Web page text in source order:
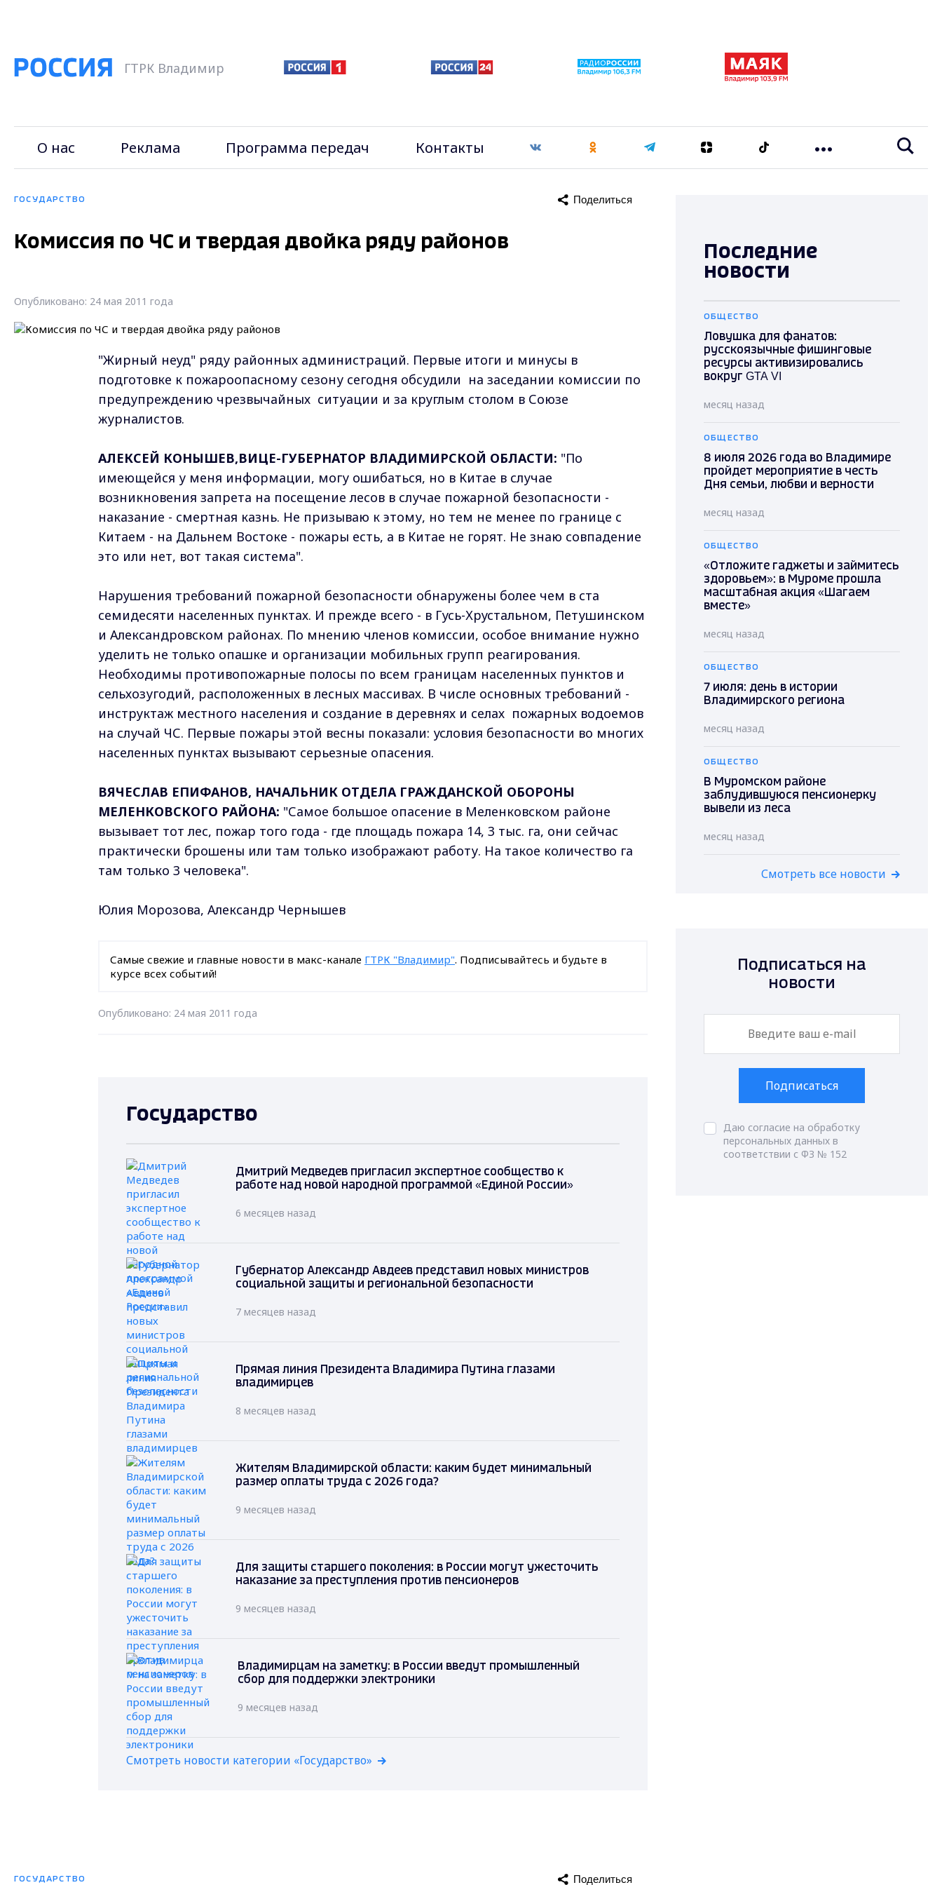
ГТРК Владимир
О нас Реклама Программа передач Контакты
ГОСУДАРСТВО Поделиться
Комиссия по ЧС и твердая двойка ряду районов
Опубликовано: 24 мая 2011 года
"Жирный неуд" ряду районных администраций. Первые итоги и минусы в
подготовке к пожароопасному сезону сегодня обсудили на заседании комиссии по
предупреждению чрезвычайных ситуации и за круглым столом в Союзе
журналистов.
АЛЕКСЕЙ КОНЫШЕВ,ВИЦЕ-ГУБЕРНАТОР ВЛАДИМИРСКОЙ ОБЛАСТИ: "По
имеющейся у меня информации, могу ошибаться, но в Китае в случае
возникновения запрета на посещение лесов в случае пожарной безопасности -
наказание - смертная казнь. Не призываю к этому, но тем не менее по границе с
Китаем - на Дальнем Востоке - пожары есть, а в Китае не горят. Не знаю совпадение
это или нет, вот такая система".
Нарушения требований пожарной безопасности обнаружены более чем в ста
семидесяти населенных пунктах. И прежде всего - в Гусь-Хрустальном, Петушинском
и Александровском районах. По мнению членов комиссии, особое внимание нужно
уделить не только опашке и организации мобильных групп реагирования.
Необходимы противопожарные полосы по всем границам населенных пунктов и
сельхозугодий, расположенных в лесных массивах. В числе основных требований -
инструктаж местного населения и создание в деревнях и селах пожарных водоемов
на случай ЧС. Первые пожары этой весны показали: условия безопасности во многих
населенных пунктах вызывают серьезные опасения.
ВЯЧЕСЛАВ ЕПИФАНОВ, НАЧАЛЬНИК ОТДЕЛА ГРАЖДАНСКОЙ ОБОРОНЫ
МЕЛЕНКОВСКОГО РАЙОНА: "Самое большое опасение в Меленковском районе
вызывает тот лес, пожар того года - где площадь пожара 14, 3 тыс. га, они сейчас
практически брошены или там только изображают работу. На такое количество га
там только 3 человека".
Юлия Морозова, Александр Чернышев
Самые свежие и главные новости в макс-канале ГТРК "Владимир". Подписывайтесь и будьте в
курсе всех событий!
Опубликовано: 24 мая 2011 года
Государство
Дмитрий Медведев пригласил экспертное сообщество к
работе над новой народной программой «Единой России»
6 месяцев назад
Губернатор Александр Авдеев представил новых министров
социальной защиты и региональной безопасности
7 месяцев назад
Прямая линия Президента Владимира Путина глазами
владимирцев
8 месяцев назад
Жителям Владимирской области: каким будет минимальный
размер оплаты труда с 2026 года?
9 месяцев назад
Для защиты старшего поколения: в России могут ужесточить
наказание за преступления против пенсионеров
9 месяцев назад
Владимирцам на заметку: в России введут промышленный
сбор для поддержки электроники
9 месяцев назад
Смотреть новости категории «Государство»
ГОСУДАРСТВО Поделиться
Последние
новости
ОБЩЕСТВО
Ловушка для фанатов:
русскоязычные фишинговые
ресурсы активизировались
вокруг GTA VI
месяц назад
ОБЩЕСТВО
8 июля 2026 года во Владимире
пройдет мероприятие в честь
Дня семьи, любви и верности
месяц назад
ОБЩЕСТВО
«Отложите гаджеты и займитесь
здоровьем»: в Муроме прошла
масштабная акция «Шагаем
вместе»
месяц назад
ОБЩЕСТВО
7 июля: день в истории
Владимирского региона
месяц назад
ОБЩЕСТВО
В Муромском районе
заблудившуюся пенсионерку
вывели из леса
месяц назад
Смотреть все новости
Подписаться на
новости
Подписаться
Даю согласие на обработку
персональных данных в
соответствии с ФЗ № 152